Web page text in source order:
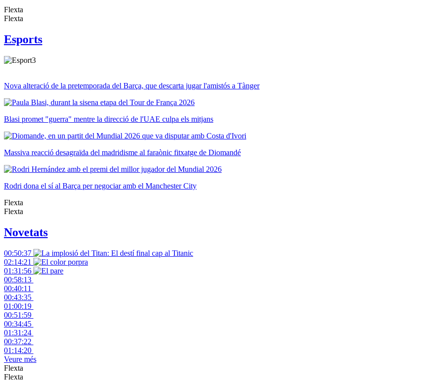
Flexta
Flexta
Esports
Nova alteració de la pretemporada del Barça, que descarta jugar l'amistós a Tànger
Blasi promet "guerra" mentre la direcció de l'UAE culpa els mitjans
Massiva reacció desagraïda del madridisme al faraònic fitxatge de Diomandé
Rodri dona el sí al Barça per negociar amb el Manchester City
Flexta
Flexta
Novetats
00:50:37
02:14:21
01:31:56
00:58:13
00:40:11
00:43:35
01:00:19
00:51:59
00:34:45
01:31:24
00:37:22
01:14:20
Veure més
Flexta
Flexta